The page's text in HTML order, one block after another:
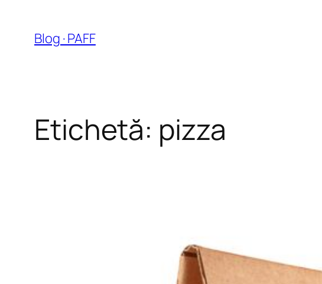
conținut
Blog · PAFF
Etichetă: pizza